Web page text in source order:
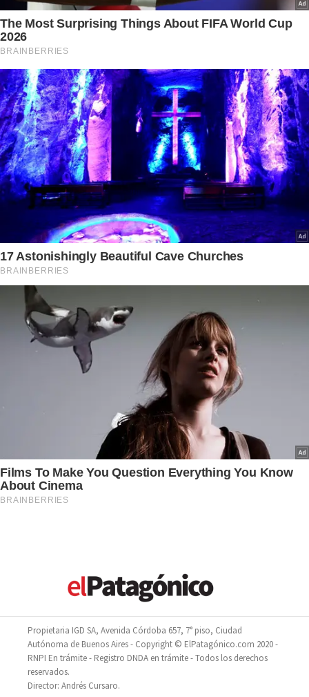
Propietaria IGD SA, Avenida Córdoba 657, 7° piso, Ciudad
Autónoma de Buenos Aires - Copyright © ElPatagónico.com 2020 -
RNPI En trámite - Registro DNDA en trámite - Todos los derechos
reservados.
Director: Andrés Cursaro.